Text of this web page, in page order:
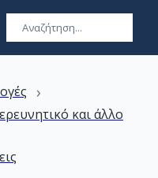
›
και άλλο